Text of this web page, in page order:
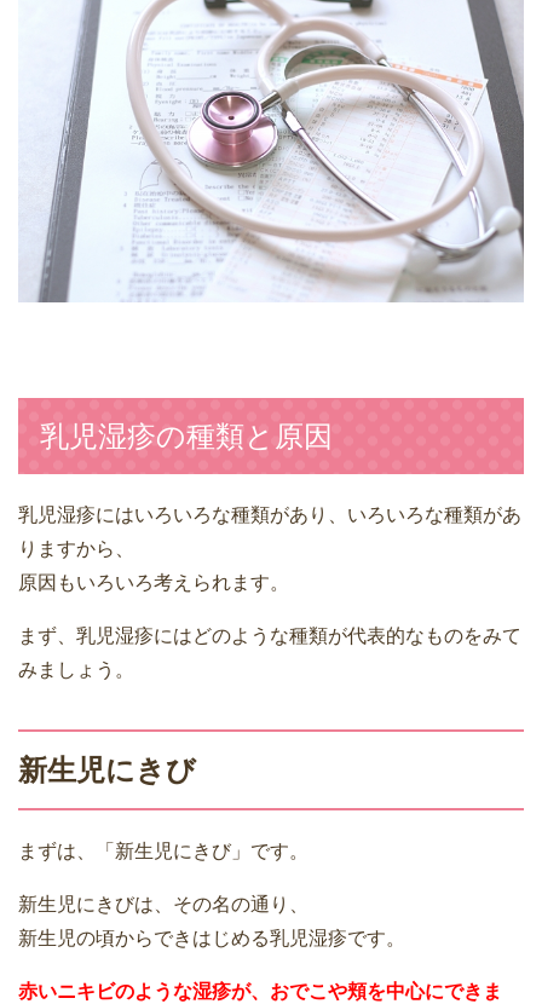
乳児湿疹の種類と原因
乳児湿疹にはいろいろな種類があり、いろいろな種類があ
りますから、
原因もいろいろ考えられます。
まず、乳児湿疹にはどのような種類が代表的なものをみて
みましょう。
新生児にきび
まずは、「新生児にきび」です。
新生児にきびは、その名の通り、
新生児の頃からできはじめる乳児湿疹です。
赤いニキビのような湿疹が、おでこや頬を中心にできま